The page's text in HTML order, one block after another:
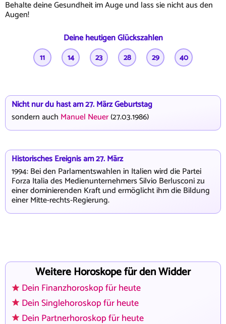
Behalte deine Gesundheit im Auge und lass sie nicht aus den
Augen!
Deine heutigen Glückszahlen
11 14 23 28 29 40
Nicht nur du hast am 27. März Geburtstag
sondern auch Manuel Neuer(27.03.1986)
Historisches Ereignis am 27. März
1994: Bei den Parlamentswahlen in Italien wird die Partei
Forza Italia des Medienunternehmers Silvio Berlusconi zu
einer dominierenden Kraft und ermöglicht ihm die Bildung
einer Mitte-rechts-Regierung.
Weitere Horoskope für den Widder
Dein Finanzhoroskop für heute
Dein Singlehoroskop für heute
Dein Partnerhoroskop für heute